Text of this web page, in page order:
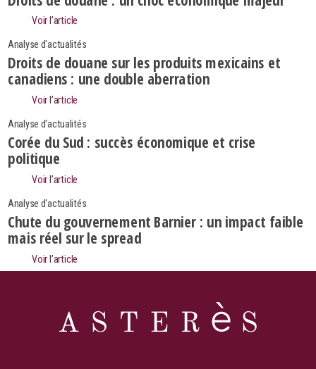
Voir l’article
Analyse d'actualités
Droits de douane sur les produits mexicains et
canadiens : une double aberration
Voir l’article
Analyse d'actualités
Corée du Sud : succès économique et crise
politique
Voir l’article
Analyse d'actualités
Chute du gouvernement Barnier : un impact faible
mais réel sur le spread
Voir l’article
Search